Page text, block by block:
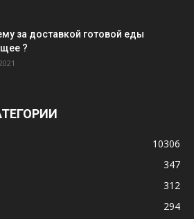
за доставкой готовой еды
?
10306
347
312
294